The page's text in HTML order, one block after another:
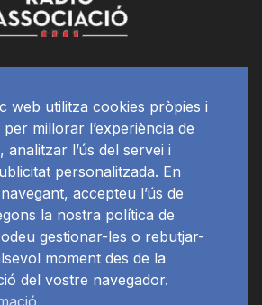
web utilitza cookies pròpies i
millorar l’experiència de
analitzar l’ús del servei i
personalitzada. En
accepteu l’ús de
la nostra política de
gestionar-les o rebutjar-
moment des de la
del vostre navegador.